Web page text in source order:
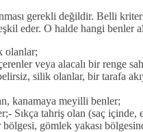
gerekli değildir. Belli
eder. O halde hangi benler
olanlar;
veya alacalı bir renge
silik olanlar, bir tarafa
kanamaya meyilli benler;
Sıkça tahriş olan (saç içinde,
bölgesi, gömlek yakası